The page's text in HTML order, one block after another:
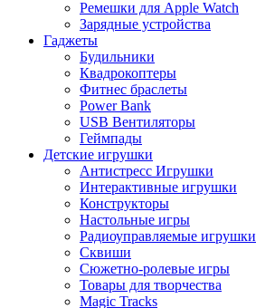
Ремешки для Apple Watch
Зарядные устройства
Гаджеты
Будильники
Квадрокоптеры
Фитнес браслеты
Power Bank
USB Вентиляторы
Геймпады
Детские игрушки
Антистресс Игрушки
Интерактивные игрушки
Конструкторы
Настольные игры
Радиоуправляемые игрушки
Сквиши
Сюжетно-ролевые игры
Товары для творчества
Magic Tracks